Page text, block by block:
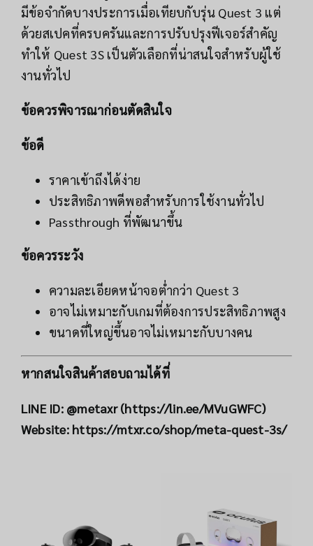
มีข้อจำกัดบางประการเมื่อเทียบกับรุ่น Quest 3 แต่
ด้วยสเปคที่ครบครันและการปรับปรุงฟีเจอร์สำคัญ
ทำให้ Quest 3S เป็นตัวเลือกที่น่าสนใจสำหรับผู้ใช้
งานทั่วไป
ข้อควรพิจารณาก่อนตัดสินใจ
ข้อดี
ราคาเข้าถึงได้ง่าย
ประสิทธิภาพดีพอสำหรับการใช้งานทั่วไป
Passthrough ที่พัฒนาขึ้น
ข้อควรระวัง
ความละเอียดหน้าจอต่ำกว่า Quest 3
อาจไม่เหมาะกับเกมที่ต้องการประสิทธิภาพสูง
ขนาดที่ใหญ่ขึ้นอาจไม่เหมาะกับบางคน
หากสนใจสินค้าสอบถามได้ที่
LINE ID: @metaxr (https://lin.ee/MVuGWFC)
Website: https://mtxr.co/shop/meta-quest-3s/
รายละเอียด รายละเอียด